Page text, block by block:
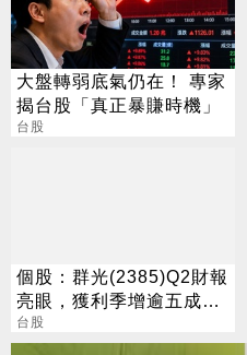
大盤轉弱底氣仍在！ 專家
揭台股「真正暴賺時機」
台股
個股：群光(2385)Q2財報
亮眼，獲利季增逾五成，
H1賺逾半股本
台股